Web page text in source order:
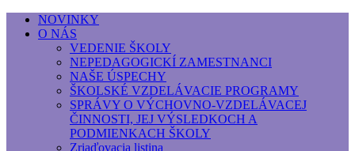
Základná umelecká škola, Hálkova
Základná umelecká škola, Hálkova 56, Bratislava -
NOVINKY
O NÁS
VEDENIE ŠKOLY
NEPEDAGOGICKÍ ZAMESTNANCI
NAŠE ÚSPECHY
ŠKOLSKÉ VZDELÁVACIE PROGRAMY
SPRÁVY O VÝCHOVNO-VZDELÁVACEJ
ČINNOSTI, JEJ VÝSLEDKOCH A
PODMIENKACH ŠKOLY
Zriaďovacia listina